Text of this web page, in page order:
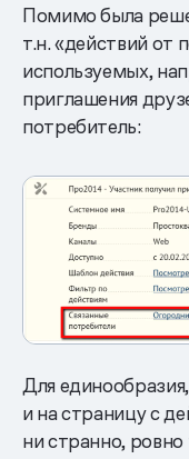
Помимо была
т.н. «действий от
используемых,
приглашения
потребитель:
Для
и на страницу с
ни странно,